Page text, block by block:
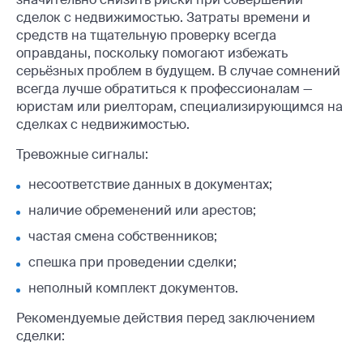
сделок с недвижимостью. Затраты времени и
средств на тщательную проверку всегда
оправданы, поскольку помогают избежать
серьёзных проблем в будущем. В случае сомнений
всегда лучше обратиться к профессионалам —
юристам или риелторам, специализирующимся на
сделках с недвижимостью.
Тревожные сигналы:
несоответствие данных в документах;
наличие обременений или арестов;
частая смена собственников;
спешка при проведении сделки;
неполный комплект документов.
Рекомендуемые действия перед заключением
сделки: